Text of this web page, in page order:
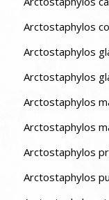
Arctostaphylos
Arctostaphylos
Arctostaphylos
Arctostaphylos
Arctostaphylos
Arctostaphylos
Arctostaphylos